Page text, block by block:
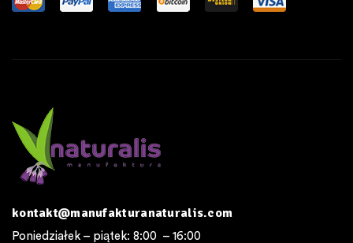
kontakt@manufakturanaturalis.com
Poniedziałek – piątek: 8:00 – 16:00